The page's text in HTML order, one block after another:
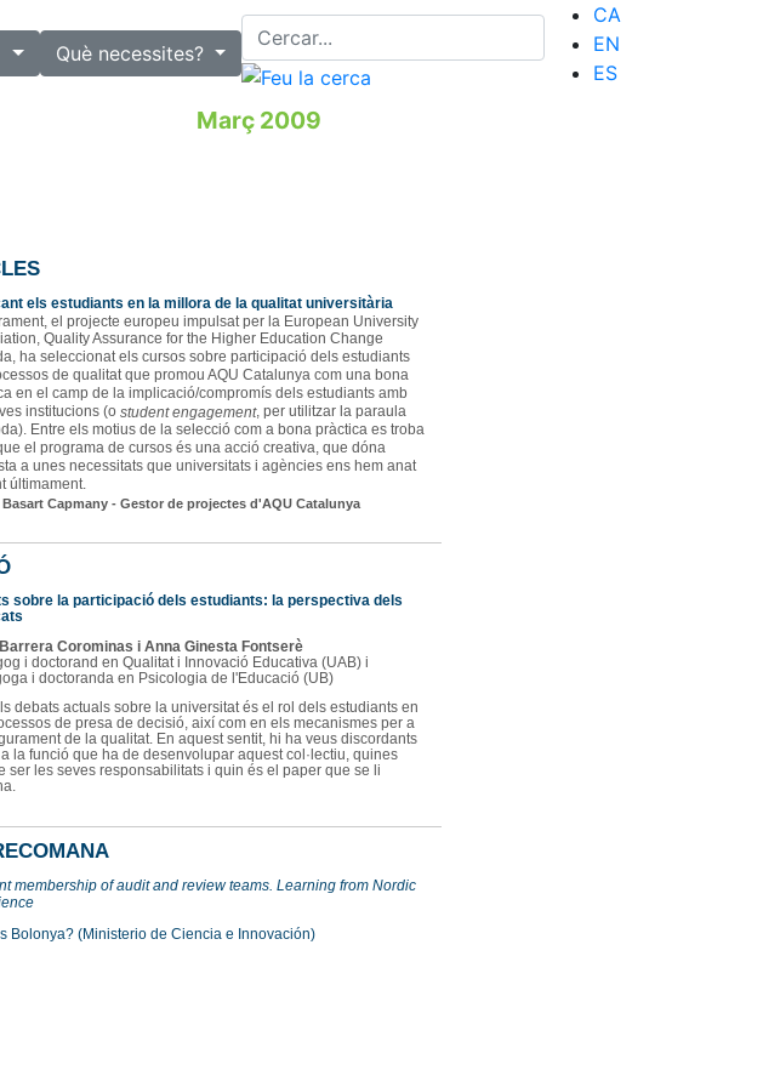
Què necessites?
CA
EN
ES
Març 2009